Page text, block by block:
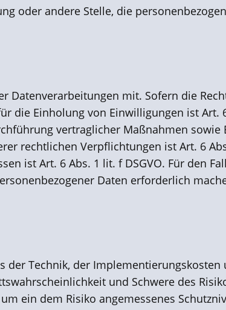
oder andere Stelle, die
Datenverarbeitungen mit. Sofern die
die Einholung von Einwilligungen ist Art.
vertraglicher Maßnahmen
rechtlichen Verpflichtungen ist Art. 6
ist Art. 6 Abs. 1 lit. f DSGVO. Für den
Daten erforderlich
der Technik, der
und Schwere des
ein dem Risiko angemessenes